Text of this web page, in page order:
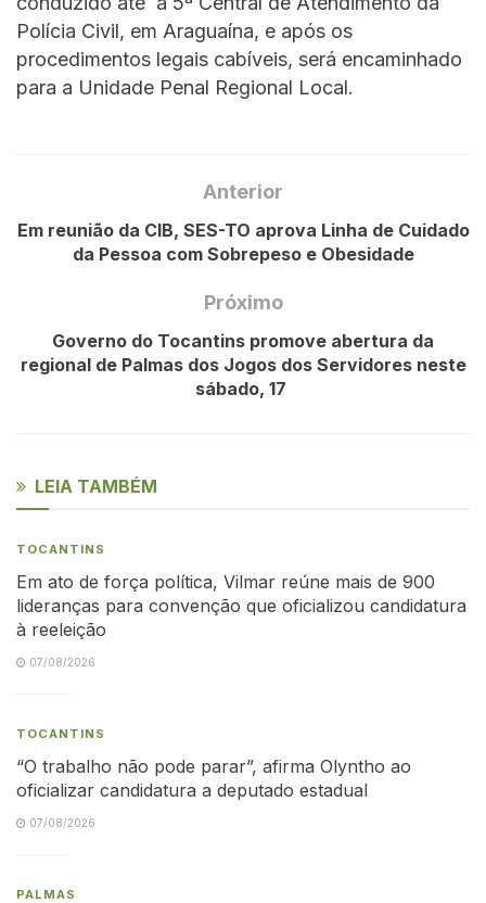
Polícia Civil, em Araguaína, e após os
procedimentos legais cabíveis, será encaminhado
para a Unidade Penal Regional Local.
Anterior
Em reunião da CIB, SES-TO aprova Linha de Cuidado
da Pessoa com Sobrepeso e Obesidade
Próximo
Governo do Tocantins promove abertura da
regional de Palmas dos Jogos dos Servidores neste
sábado, 17
LEIA TAMBÉM
TOCANTINS
Em ato de força política, Vilmar reúne mais de 900
lideranças para convenção que oficializou candidatura
à reeleição
07/08/2026
TOCANTINS
“O trabalho não pode parar”, afirma Olyntho ao
oficializar candidatura a deputado estadual
07/08/2026
PALMAS